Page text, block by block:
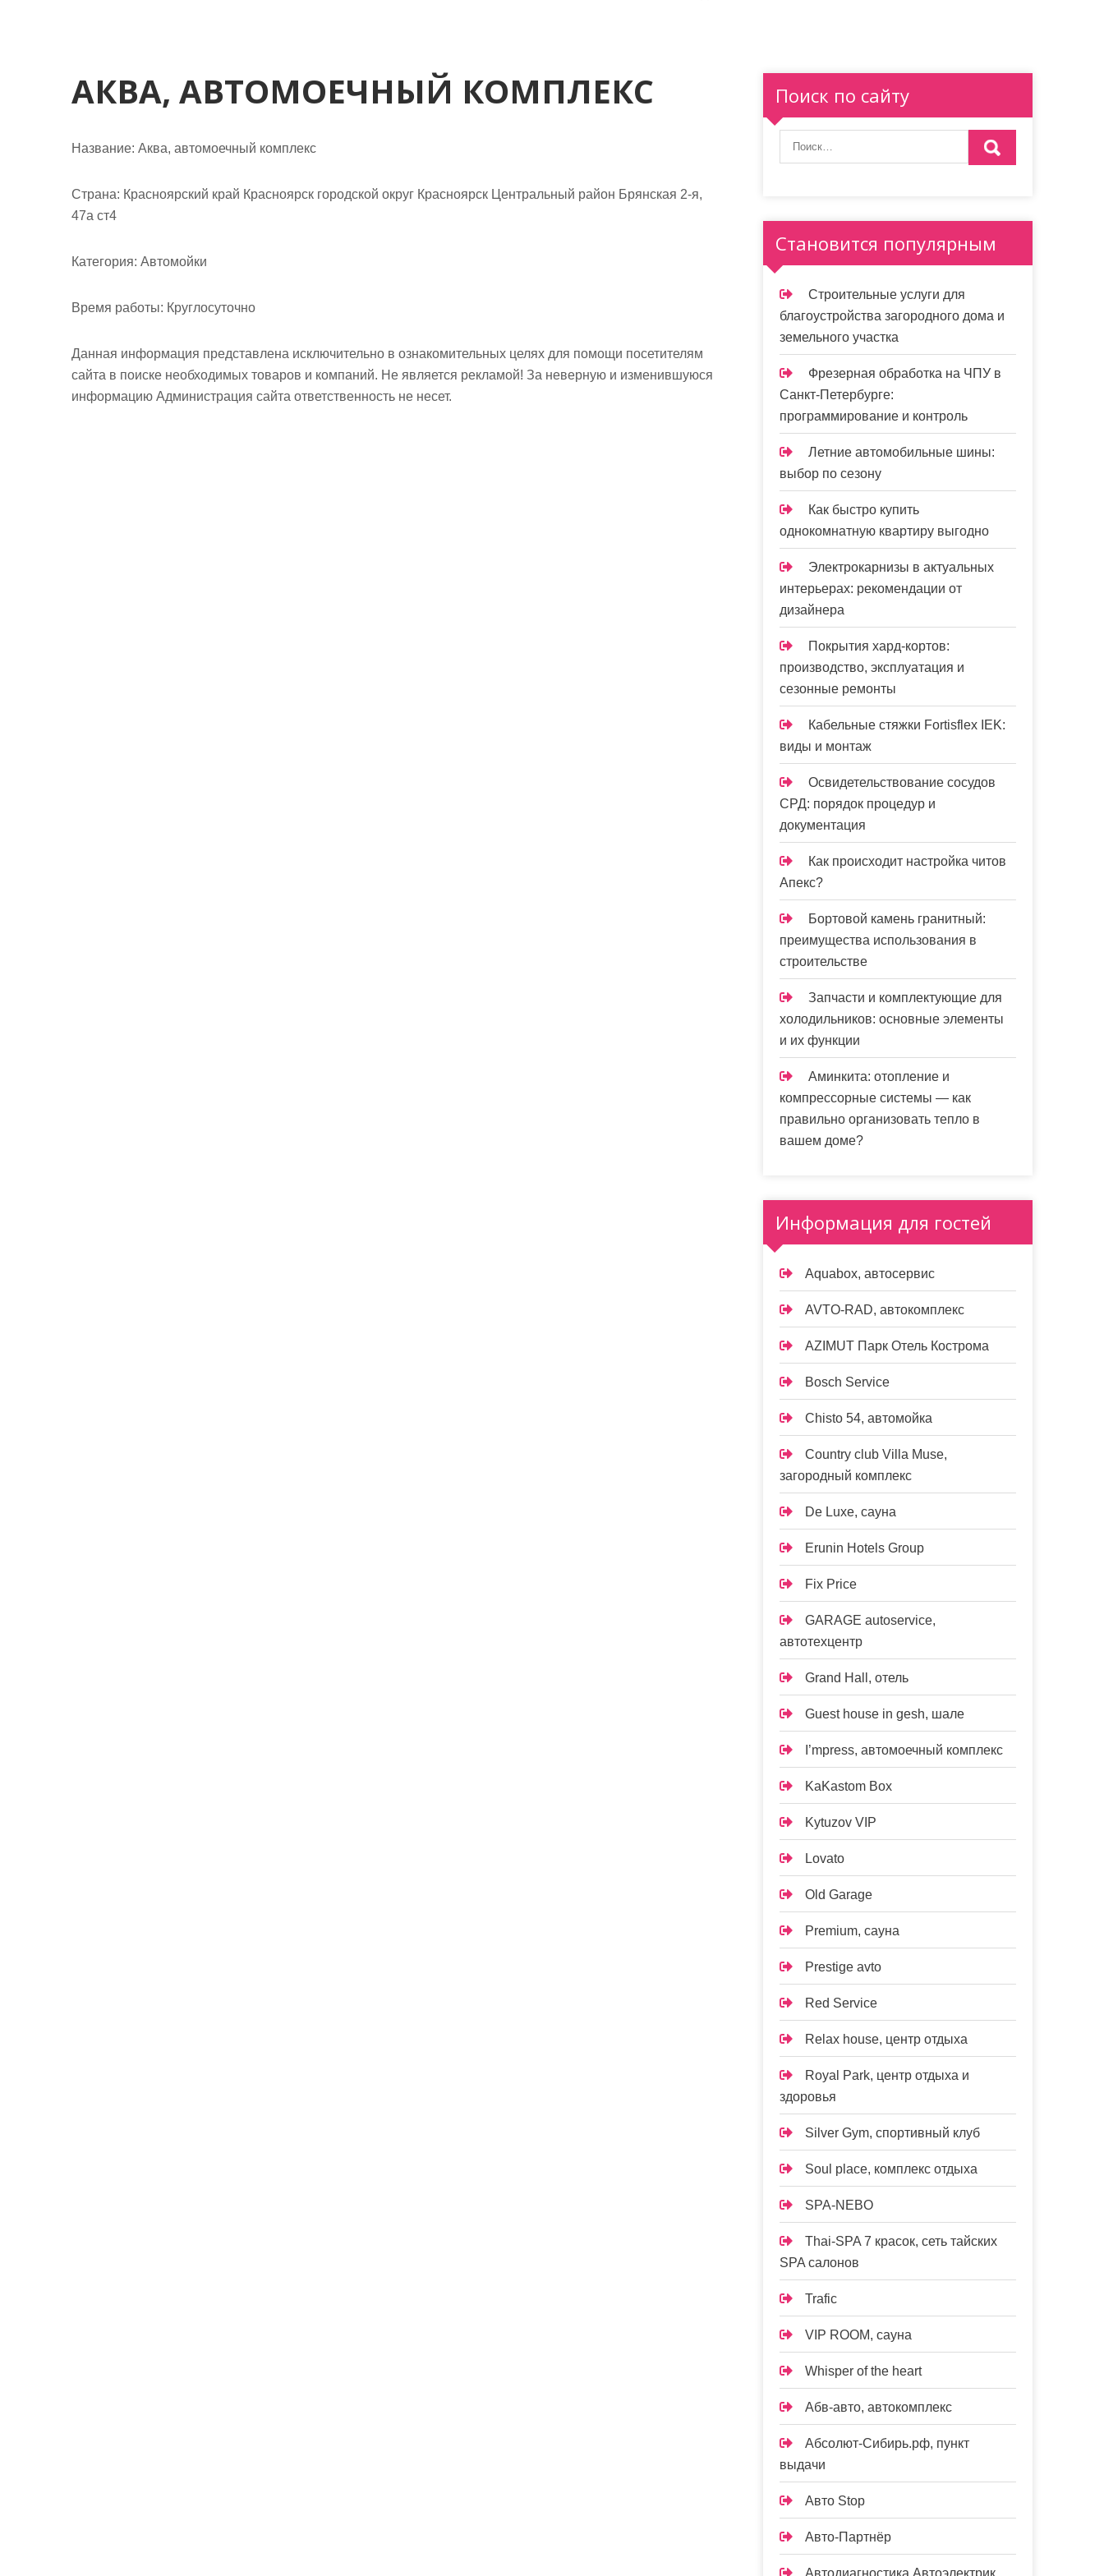
АКВА, АВТОМОЕЧНЫЙ КОМПЛЕКС
Название: Аква, автомоечный комплекс
Страна: Красноярский край Красноярск городской округ Красноярск Центральный район Брянская 2-я,
47а ст4
Категория: Автомойки
Время работы: Круглосуточно
Данная информация представлена исключительно в ознакомительных целях для помощи посетителям
сайта в поиске необходимых товаров и компаний. Не является рекламой! За неверную и изменившуюся
информацию Администрация сайта ответственность не несет.
Поиск по сайту
Становится популярным
Строительные услуги для
благоустройства загородного дома и
земельного участка
Фрезерная обработка на ЧПУ в
Санкт-Петербурге:
программирование и контроль
Летние автомобильные шины:
выбор по сезону
Как быстро купить
однокомнатную квартиру выгодно
Электрокарнизы в актуальных
интерьерах: рекомендации от
дизайнера
Покрытия хард-кортов:
производство, эксплуатация и
сезонные ремонты
Кабельные стяжки Fortisflex IEK:
виды и монтаж
Освидетельствование сосудов
СРД: порядок процедур и
документация
Как происходит настройка читов
Апекс?
Бортовой камень гранитный:
преимущества использования в
строительстве
Запчасти и комплектующие для
холодильников: основные элементы
и их функции
Аминкита: отопление и
компрессорные системы — как
правильно организовать тепло в
вашем доме?
Информация для гостей
Aquabox, автосервис
AVTO-RAD, автокомплекс
AZIMUT Парк Отель Кострома
Bosch Service
Chisto 54, автомойка
Country club Villa Muse,
загородный комплекс
De Luxe, сауна
Erunin Hotels Group
Fix Price
GARAGE autoservice,
автотехцентр
Grand Hall, отель
Guest house in gesh, шале
I’mpress, автомоечный комплекс
KaKastom Box
Kytuzov VIP
Lovato
Old Garage
Premium, сауна
Prestige avto
Red Service
Relax house, центр отдыха
Royal Park, центр отдыха и
здоровья
Silver Gym, спортивный клуб
Soul place, комплекс отдыха
SPA-NEBO
Thai-SPA 7 красок, сеть тайских
SPA салонов
Trafic
VIP ROOM, сауна
Whisper of the heart
Абв-авто, автокомплекс
Абсолют-Сибирь.рф, пункт
выдачи
Авто Stop
Авто-Партнёр
Автодиагностика Автоэлектрик